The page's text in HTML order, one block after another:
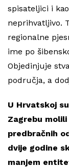
spisateljici i
neprihvatljivo.
regionalne
ime po
Objedinjuje
područja, a
U Hrvatskoj su
Zagrebu
predbračnih
dvije godine
manjem